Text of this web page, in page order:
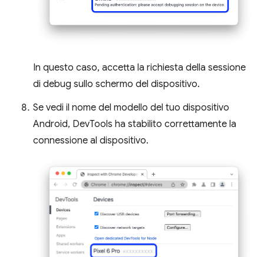
In questo caso, accetta la richiesta della sessione
di debug sullo schermo del dispositivo.
Se vedi il nome del modello del tuo dispositivo
Android, DevTools ha stabilito correttamente la
connessione al dispositivo.